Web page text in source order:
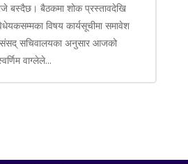
बस्दैछ। बैठकमा शोक प्रस्तावदेखि
विषय कार्यसूचीमा समावेश
सचिवालयका अनुसार आजको
वाग्लेले...